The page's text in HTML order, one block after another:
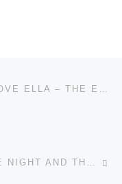
ELLA FITZGERALD: WE ALL LOVE ELLA – THE ELLA FITZGERALD TRIBUTE ALBUM, UNIVERSAL/VERVE 06025 17337329
SONNY FORTUNE: YOU AND THE NIGHT AND THE MUSIC, 18TH & VINE 18V 1053